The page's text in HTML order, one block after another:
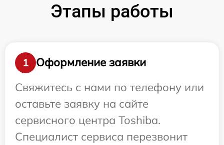
Этапы работы
1
Оформление заявки
Свяжитесь с нами по телефону или
оставьте заявку на сайте
сервисного центра Toshiba.
Специалист сервиса перезвонит